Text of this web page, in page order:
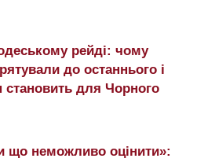
рейді: чому
до останнього і
становить для Чорного
що неможливо оцінити»: